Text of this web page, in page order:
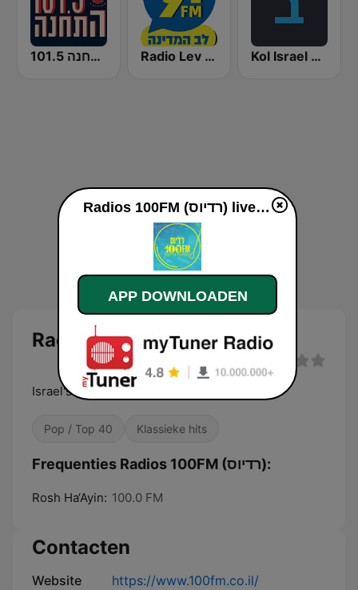
התחנה 101.5 Radio Lev HaMedina 91 FM (לב המדינה) Kol Israel Reshet Bet
Radios 100FM (רדיוס)
Israel's leading hit music station — 100 FM
Pop / Top 40 Klassieke hits
Frequenties Radios 100FM (רדיוס):
Rosh Ha‘Ayin: 100.0 FM
Contacten
Website
https://www.100fm.co.il/
Radios 100FM (רדיוס) live luisteren
APP DOWNLOADEN